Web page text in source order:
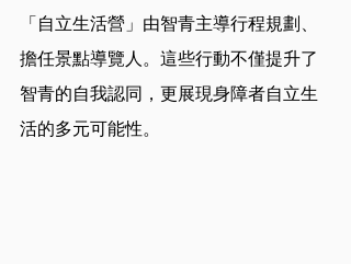
「自立生活營」由智青主導行程規劃、
擔任景點導覽人。這些行動不僅提升了
智青的自我認同，更展現身障者自立生
活的多元可能性。